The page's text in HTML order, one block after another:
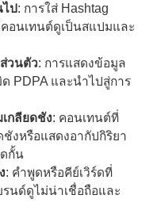
ไป: การใส่ Hashtag
อนเทนต์ดูเป็นสแปมและ
วนตัว: การแสดงข้อมูล
PDPA และนำไปสู่การ
กลียดชัง: คอนเทนต์ที่
งหรือแสดงอากัปกิริยา
กั้น
: คำพูดหรือคีย์เวิร์ดที่
นด์ดูไม่น่าเชื่อถือและ